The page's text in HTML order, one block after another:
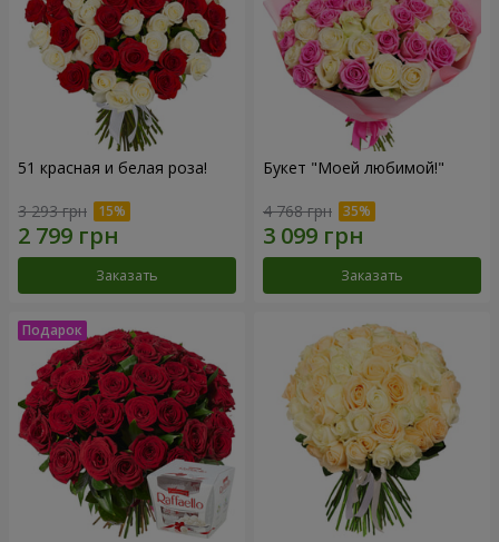
51 красная и белая роза!
3 293 грн
Заказать
Букет "Моей любимой!"
4 768 грн
Заказать